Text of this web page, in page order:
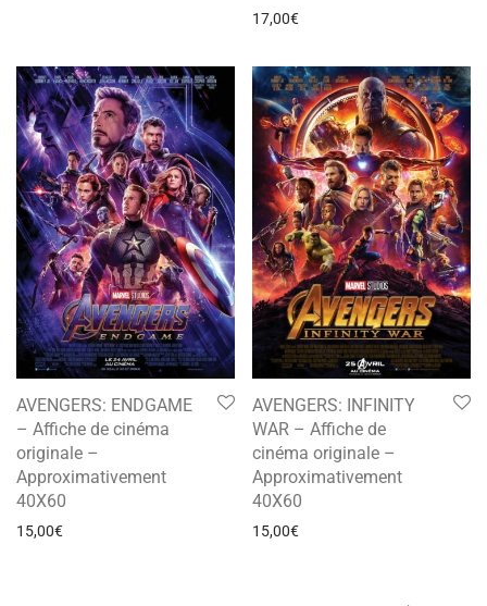
17,00€
AVENGERS: ENDGAME
– Affiche de cinéma
originale –
Approximativement
40X60
15,00€
AVENGERS: INFINITY
WAR – Affiche de
cinéma originale –
Approximativement
40X60
15,00€